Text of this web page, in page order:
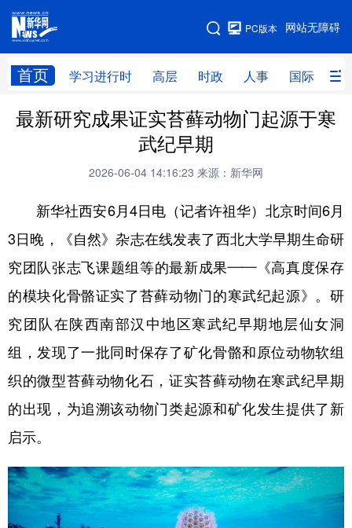
网站无障碍
PC版本
首页 学习进行时 高层 时政 人事 国际 财
网站地图
学习进行时 高层 时政 人事
财经 网评
科技 科创 量子 体育
文化 书画 健康 军事
法律 中央文件 金融 汽车
食品 人居 信息化 数字经济
学术中国 乡村振兴 银龄 溯源中国
城市 旅游 能源 会展
公益 一带一路 亚太网 上市公司
文化产业
最新研究成果证实苔藓动物门起源于寒
武纪早期
2026-06-04 14:16:23 来源：新华网
新华社西安6月4日电（记者许祖华）北京时间6月
3日晚，《自然》杂志在线发表了西北大学早期生命研
究团队张志飞课题组等的最新成果——《高真度保存
的模块化骨骼证实了苔藓动物门的寒武纪起源》。研
究团队在陕西南部汉中地区寒武纪早期地层仙女洞
组，发现了一批同时保存了矿化骨骼和原位动物软组
织的微型苔藓动物化石，证实苔藓动物在寒武纪早期
的出现，为追溯该动物门类起源和矿化发生提供了新
启示。